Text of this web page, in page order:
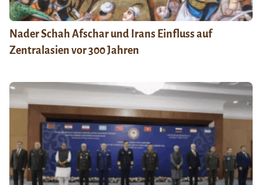
Nader Schah Afschar und Irans Einfluss auf
Zentralasien vor 300 Jahren